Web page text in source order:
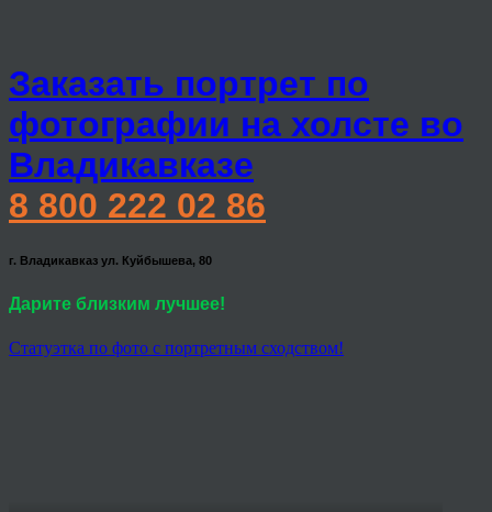
Заказать портрет по
фотографии на холсте во
Владикавказе
8 800 222 02 86
г. Владикавказ ул. Куйбышева, 80
Дарите близким лучшее!
Статуэтка по фото с портретным сходством!